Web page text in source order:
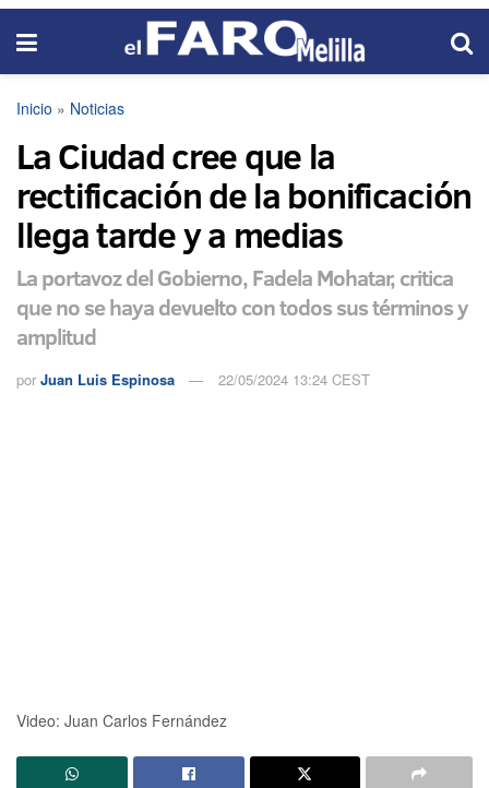
Inicio » Noticias
La Ciudad cree que la
rectificación de la bonificación
llega tarde y a medias
La portavoz del Gobierno, Fadela Mohatar, critica
que no se haya devuelto con todos sus términos y
amplitud
por Juan Luis Espinosa 22/05/2024 13:24 CEST
Video: Juan Carlos Fernández